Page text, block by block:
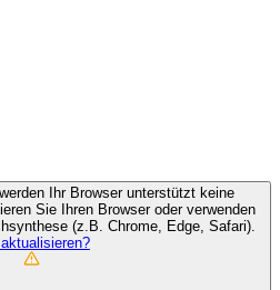
Ihr Browser unterstützt keine
Sie Ihren Browser oder verwenden
(z.B. Chrome, Edge, Safari).